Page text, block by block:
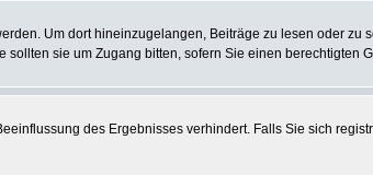
Um dort hineinzugelangen, Beiträge zu lesen oder
sie um Zugang bitten, sofern Sie einen berechtigten
des Ergebnisses verhindert. Falls Sie sich